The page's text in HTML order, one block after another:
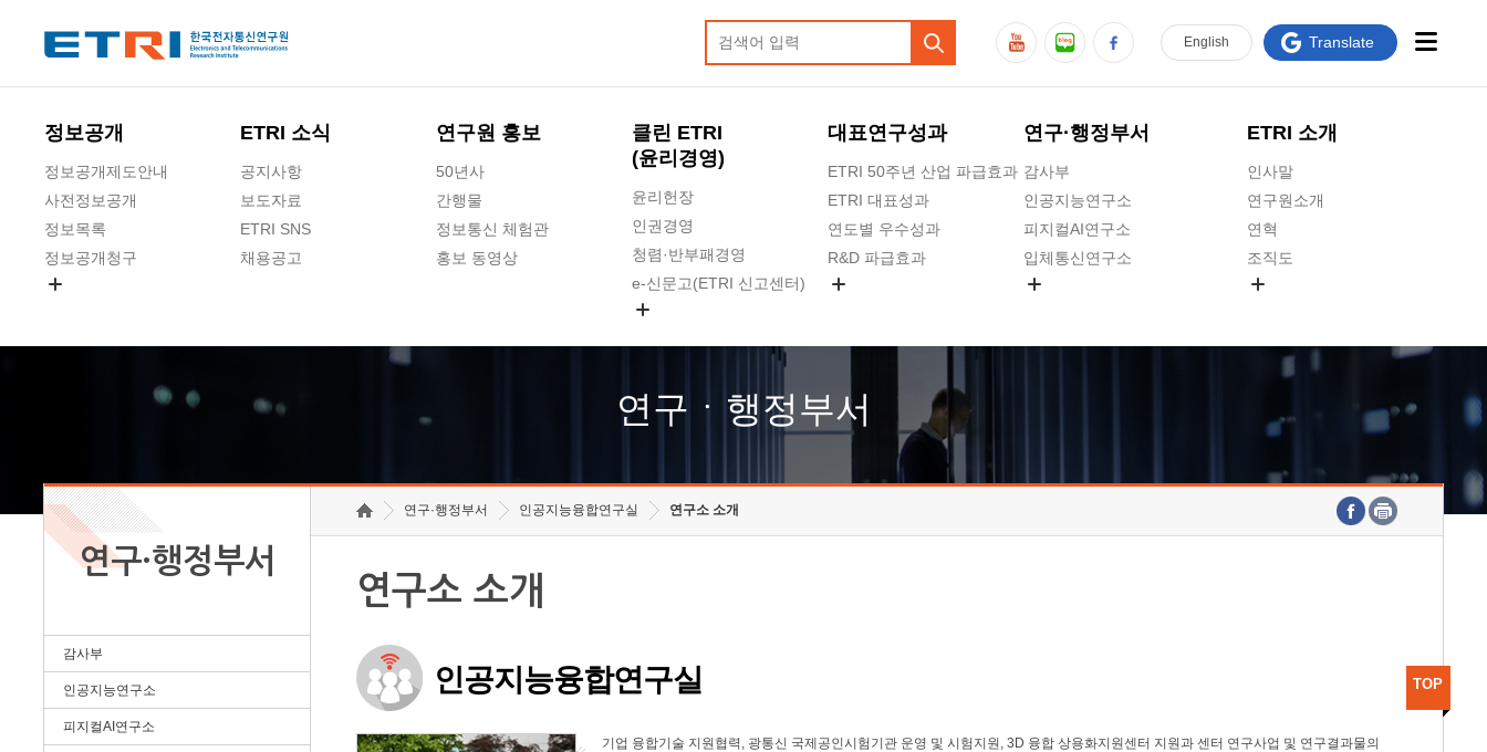
정보공개
정보공개제도안내
사전정보공개
정보목록
정보공개청구
ETRI 소식
공지사항
보도자료
ETRI SNS
채용공고
연구원 홍보
50년사
간행물
정보통신 체험관
홍보 동영상
클린 ETRI
(윤리경영)
윤리헌장
인권경영
청렴·반부패경영
e-신문고(ETRI 신고센터)
고객의소리
수의계약 현황
대표연구성과
ETRI 50주년 산업 파급효과
ETRI 대표성과
연도별 우수성과
R&D 파급효과
연구·행정부서
감사부
인공지능연구소
피지컬AI연구소
입체통신연구소
호남권연구본부
기획본부
ETRI 소개
인사말
연구원소개
연혁
조직도
연구원 고객헌장
주요업무연락처
English Translate
연구ㆍ행정부서
연구·행정부서
감사부
인공지능연구소
피지컬AI연구소
연구·행정부서 인공지능융합연구실 연구소 소개
연구소 소개
인공지능융합연구실
기업 융합기술 지원협력, 광통신 국제공인시험기관 운영 및 시험지원, 3D 융합 상용화지원센터 지원과 센터 연구사업 및 연구결과물의
TOP